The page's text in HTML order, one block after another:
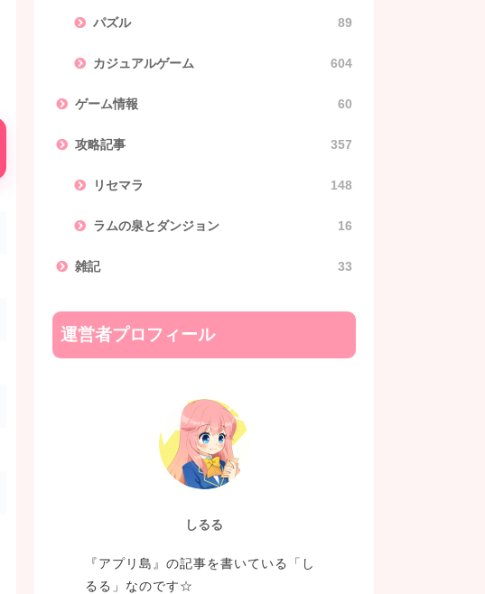
パズル 89
カジュアルゲーム 604
ゲーム情報 60
攻略記事 357
リセマラ 148
ラムの泉とダンジョン 16
雑記 33
運営者プロフィール
しるる
『アプリ島』の記事を書いている「し
るる」なのです☆